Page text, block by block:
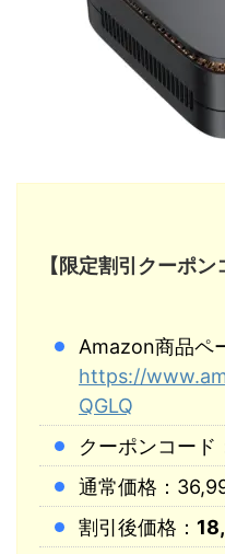
【限定割引クーポン
Amazon商品ペ
https://
QGLQ
クーポンコード
通常価格：
割引後価格：